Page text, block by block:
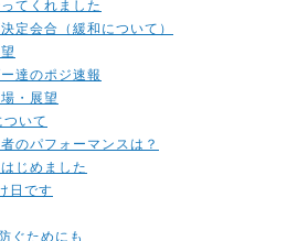
てくれました
定会合（緩和について）
達のポジ速報
・展望
いて
のパフォーマンスは？
じめました
日です
ぐためにも